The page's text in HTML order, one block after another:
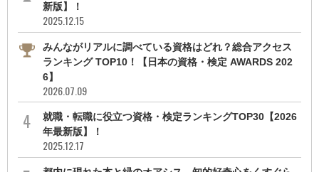
新版】！
2025.12.15
みんながリアルに調べている資格はどれ？総合アクセス
ランキング TOP10！【日本の資格・検定 AWARDS 202
6】
2026.07.09
就職・転職に役立つ資格・検定ランキングTOP30【2026
年最新版】！
2025.12.17